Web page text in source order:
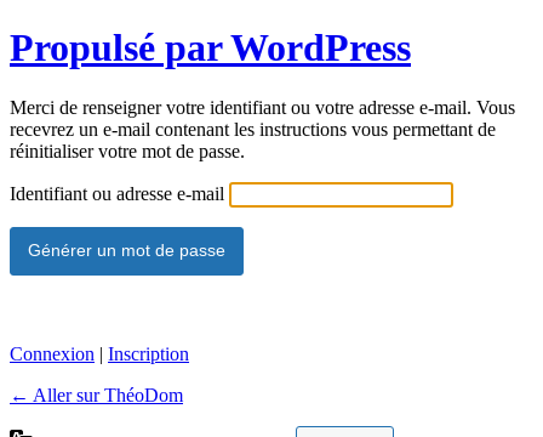
Propulsé par WordPress
Merci de renseigner votre identifiant ou votre adresse e-mail. Vous
recevrez un e-mail contenant les instructions vous permettant de
réinitialiser votre mot de passe.
Identifiant ou adresse e-mail
Connexion | Inscription
← Aller sur ThéoDom